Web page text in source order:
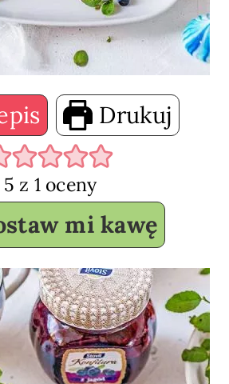
Drukuj
5 z 1 oceny
mi kawę